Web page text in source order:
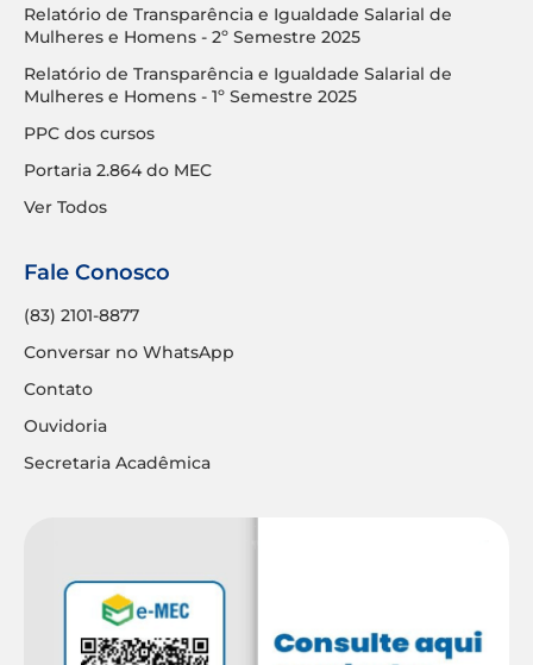
Relatório de Transparência e Igualdade Salarial de
Mulheres e Homens - 2º Semestre 2025
Relatório de Transparência e Igualdade Salarial de
Mulheres e Homens - 1º Semestre 2025
PPC dos cursos
Portaria 2.864 do MEC
Ver Todos
Fale Conosco
(83) 2101-8877
Conversar no WhatsApp
Contato
Ouvidoria
Secretaria Acadêmica